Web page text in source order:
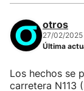
otros
27/02/2025
Última
Los hechos se
carretera N113